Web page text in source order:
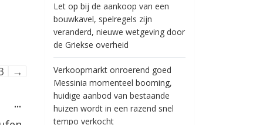
→
...
Let op bij de aankoop van een
bouwkavel, spelregels zijn
veranderd, nieuwe wetgeving door
de Griekse overheid
Verkoopmarkt onroerend goed
Messinia momenteel booming,
huidige aanbod van bestaande
huizen wordt in een razend snel
tempo verkocht